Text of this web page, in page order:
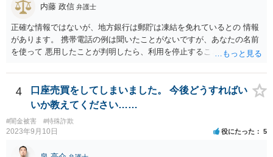
内藤 政信 弁護士
正確な情報ではないが、地方銀行は郵貯は凍結を免れているとの 情報
があります。 携帯電話の例は聞いたことがないですが、あなたの名前
を使って 悪用したことが判明したら、利用を停止することもあるでし
4
口座売買をしてしまいました。 今後どうすればい
いか教えてください……
#闇金被害 #特殊詐欺
2023年9月10日 役にたった 5